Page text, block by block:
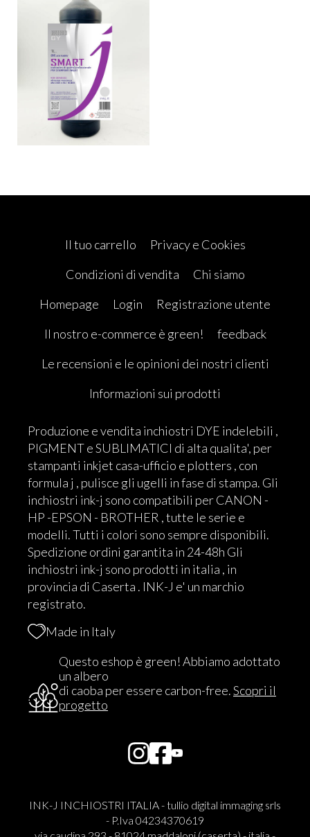
Il tuo carrello
Privacy e Cookies
Condizioni di vendita
Chi siamo
Homepage
Login
Registrazione utente
Il nostro e-commerce è green!
feedback
Le recensioni e le opinioni dei nostri clienti
Informazioni sui prodotti
Produzione e vendita inchiostri DYE indelebili ,
PIGMENT e SUBLIMATICI di alta qualita', per
stampanti inkjet casa-ufficio e plotters , con
formula j , pulisce gli ugelli in fase di stampa. Gli
inchiostri ink-j sono compatibili per CANON -
HP -EPSON - BROTHER , tutte le serie e
modelli. Tutti i colori sono sempre disponibili.
Spedizione ordini garantita in 24-48h Gli
inchiostri ink-j sono prodotti in italia , in
provincia di Caserta . INK-J e' un marchio
registrato.
Made in Italy
Questo eshop è green! Abbiamo adottato
un albero
di caoba per essere carbon-free.Scopri il
progetto
INK-J INCHIOSTRI ITALIA - tullio digital immaging srls
- P.Iva 04234370619